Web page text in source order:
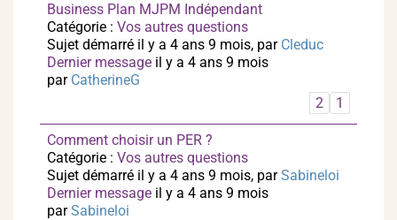
Business Plan MJPM Indépendant
Catégorie : Vos autres questions
Sujet démarré il y a 4 ans 9 mois, par Cleduc
Dernier message il y a 4 ans 9 mois
par CatherineG
1
2
Comment choisir un PER ?
Catégorie : Vos autres questions
Sujet démarré il y a 4 ans 9 mois, parSabineloi
Dernier message il y a 4 ans 9 mois
parSabineloi